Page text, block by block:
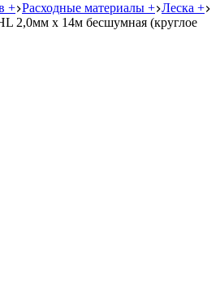
+ Расходные материалы + Леска +
2,0мм х 14м бесшумная (круглое